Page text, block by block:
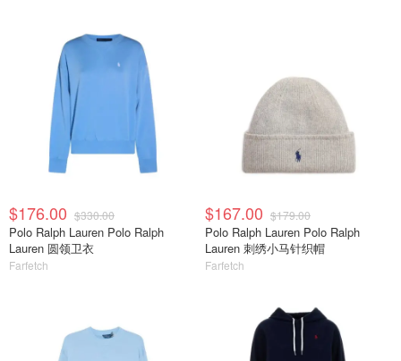
$176.00 $330.00
Polo Ralph Lauren Polo Ralph
Lauren 圆领卫衣
Farfetch
$167.00 $179.00
Polo Ralph Lauren Polo Ralph
Lauren 刺绣小马针织帽
Farfetch